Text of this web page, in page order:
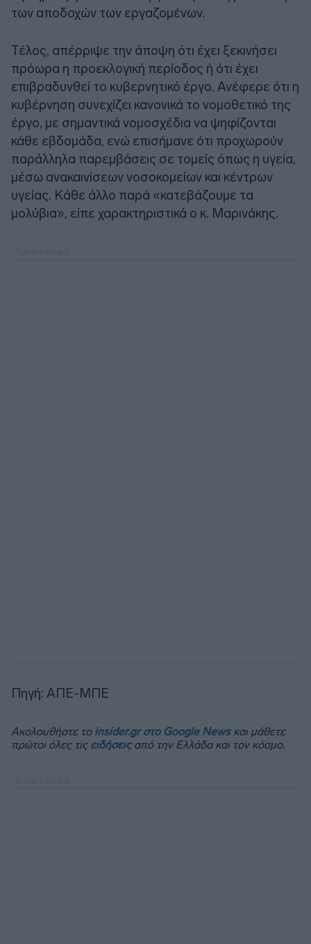
των αποδοχών των εργαζομένων.
Τέλος, απέρριψε την άποψη ότι έχει ξεκινήσει
πρόωρα η προεκλογική περίοδος ή ότι έχει
επιβραδυνθεί το κυβερνητικό έργο. Ανέφερε ότι η
κυβέρνηση συνεχίζει κανονικά το νομοθετικό της
έργο, με σημαντικά νομοσχέδια να ψηφίζονται
κάθε εβδομάδα, ενώ επισήμανε ότι προχωρούν
παράλληλα παρεμβάσεις σε τομείς όπως η υγεία,
μέσω ανακαινίσεων νοσοκομείων και κέντρων
υγείας. Κάθε άλλο παρά «κατεβάζουμε τα
μολύβια», είπε χαρακτηριστικά ο κ. Μαρινάκης.
Πηγή: ΑΠΕ-ΜΠΕ
Ακολουθήστε το insider.gr στο Google Newsκαι μάθετε
πρώτοι όλες τις ειδήσειςαπό την Ελλάδα και τον κόσμο.